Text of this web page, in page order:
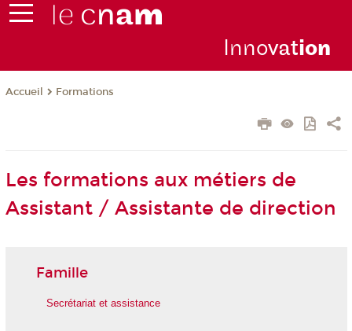
Innovation
Accueil Formations
Les formations aux métiers de
Assistant / Assistante de direction
Famille
Secrétariat et assistance